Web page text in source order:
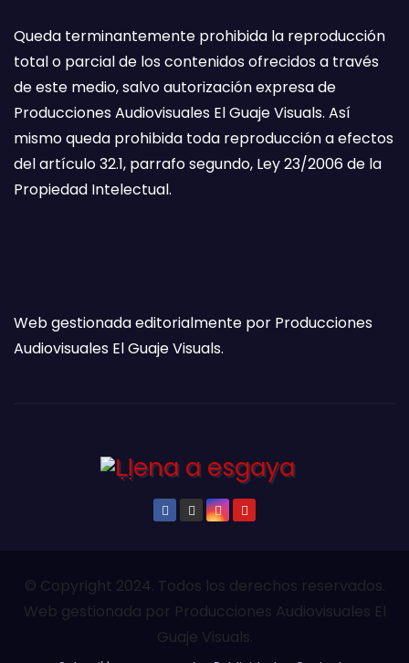
Queda terminantemente prohibida la reproducción
total o parcial de los contenidos ofrecidos a través
de este medio, salvo autorización expresa de
Producciones Audiovisuales El Guaje Visuals. Así
mismo queda prohibida toda reproducción a efectos
del artículo 32.1, parrafo segundo, Ley 23/2006 de la
Propiedad Intelectual.
Web gestionada editorialmente por Producciones
Audiovisuales El Guaje Visuals.
© Copyright 2024. Todos los derechos reservados.
Web gestionada por Producciones Audiovisuales El
Guaje Visuals.